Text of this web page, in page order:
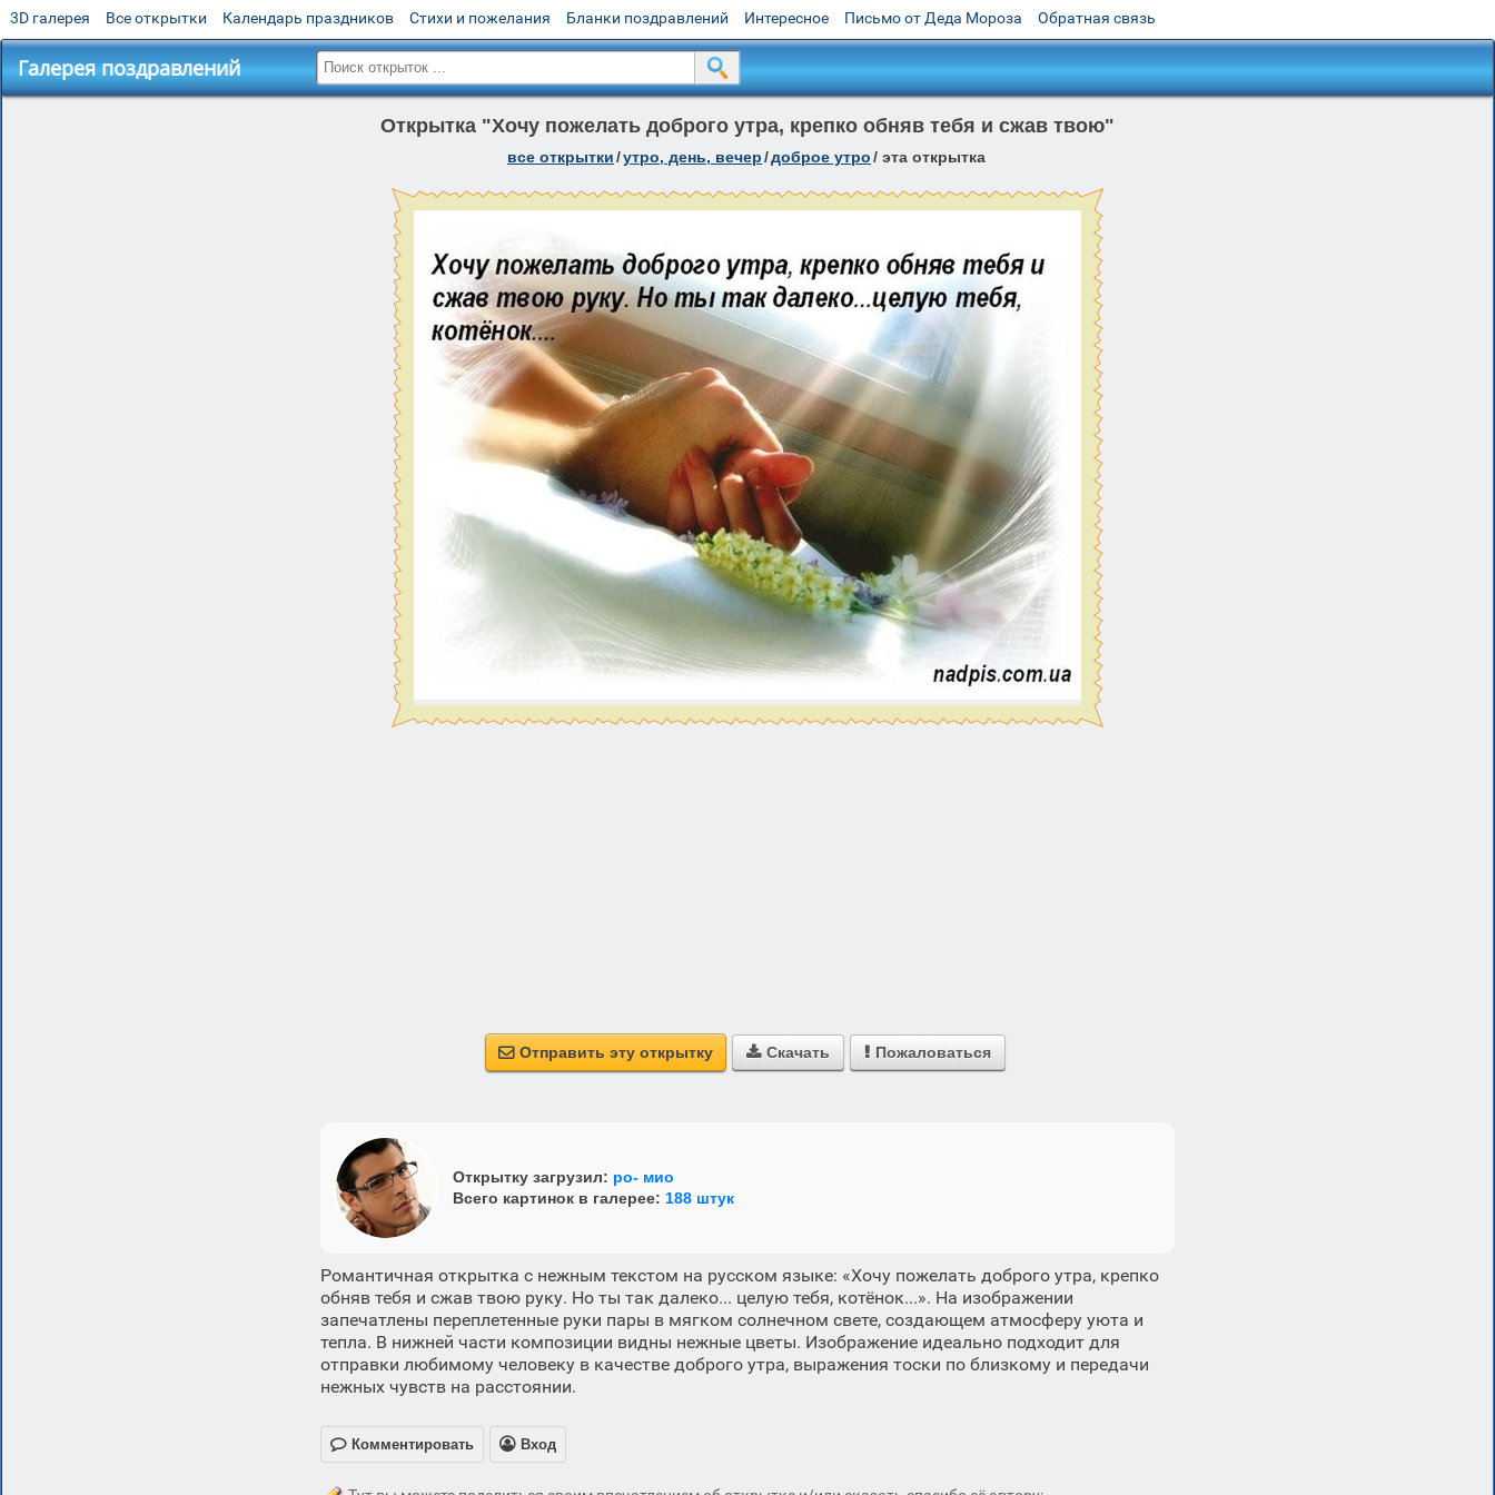
3D галерея Все открытки Календарь праздников Стихи и пожелания Бланки поздравлений Интересное Письмо от Деда Мороза Обратная связь
Галерея поздравлений
Открытка "Хочу пожелать доброго утра, крепко обняв тебя и сжав твою"
все открытки/утро, день, вечер/доброе утро/ эта открытка
 Отправить эту открытку  Скачать  Пожаловаться
Открытку загрузил: ро- мио
Всего картинок в галерее: 188 штук
Романтичная открытка с нежным текстом на русском языке: «Хочу пожелать доброго утра, крепко
обняв тебя и сжав твою руку. Но ты так далеко... целую тебя, котёнок...». На изображении
запечатлены переплетенные руки пары в мягком солнечном свете, создающем атмосферу уюта и
тепла. В нижней части композиции видны нежные цветы. Изображение идеально подходит для
отправки любимому человеку в качестве доброго утра, выражения тоски по близкому и передачи
нежных чувств на расстоянии.
 Комментировать  Вход